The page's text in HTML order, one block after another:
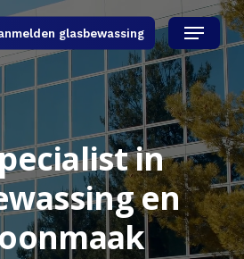
glasbewassing Menu
in
en